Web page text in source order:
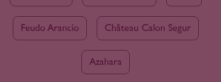
Feudo Arancio Château Calon Segur
Azahara